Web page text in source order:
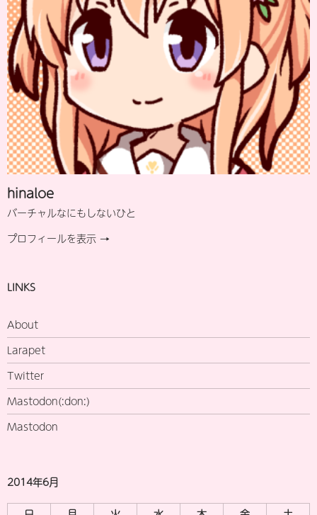
hinaloe
バーチャルなにもしないひと
プロフィールを表示 →
LINKS
About
Larapet
Twitter
Mastodon(:don:)
Mastodon
2014年6月